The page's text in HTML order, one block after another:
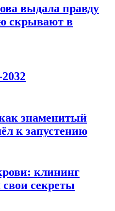
выдала правду
скрывают в
знаменитый
к запустению
клининг
секреты